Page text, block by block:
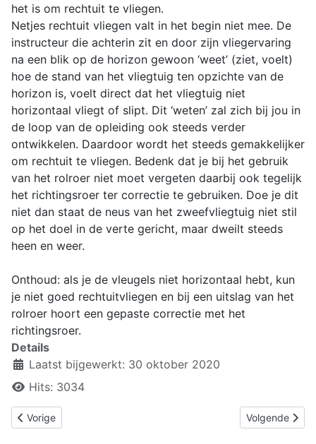
het is om rechtuit te vliegen.
Netjes rechtuit vliegen valt in het begin niet mee. De
instructeur die achterin zit en door zijn vliegervaring
na een blik op de horizon gewoon ‘weet’ (ziet, voelt)
hoe de stand van het vliegtuig ten opzichte van de
horizon is, voelt direct dat het vliegtuig niet
horizontaal vliegt of slipt. Dit ‘weten’ zal zich bij jou in
de loop van de opleiding ook steeds verder
ontwikkelen. Daardoor wordt het steeds gemakkelijker
om rechtuit te vliegen. Bedenk dat je bij het gebruik
van het rolroer niet moet vergeten daarbij ook tegelijk
het richtingsroer ter correctie te gebruiken. Doe je dit
niet dan staat de neus van het zweefvliegtuig niet stil
op het doel in de verte gericht, maar dweilt steeds
heen en weer.
Onthoud: als je de vleugels niet horizontaal hebt, kun
je niet goed rechtuitvliegen en bij een uitslag van het
rolroer hoort een gepaste correctie met het
richtingsroer.
Details
Laatst bijgewerkt: 30 oktober 2020
Hits: 3034
Vorig artikel: 4.05 Gecoördineerd sturen, haak- en
Vorige Volgende
Volgende